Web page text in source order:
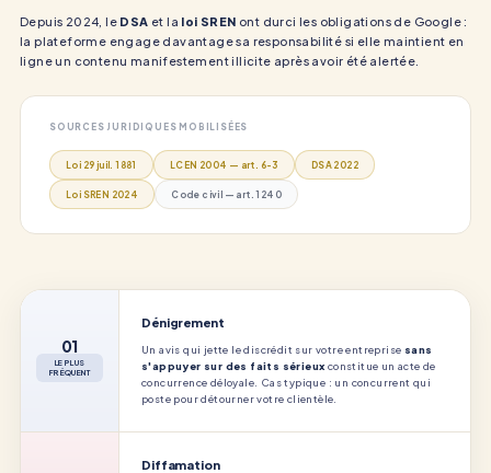
Depuis 2024, le DSA et la loi SREN ont durci les obligations de Google :
la plateforme engage davantage sa responsabilité si elle maintient en
ligne un contenu manifestement illicite après avoir été alertée.
SOURCES JURIDIQUES MOBILISÉES
Loi 29 juil. 1881 LCEN 2004 — art. 6-3 DSA 2022
Loi SREN 2024 Code civil — art. 1240
01
LE PLUS
FRÉQUENT
Dénigrement
Un avis qui jette le discrédit sur votre entreprise sans
s'appuyer sur des faits sérieux constitue un acte de
concurrence déloyale. Cas typique : un concurrent qui
poste pour détourner votre clientèle.
Diffamation